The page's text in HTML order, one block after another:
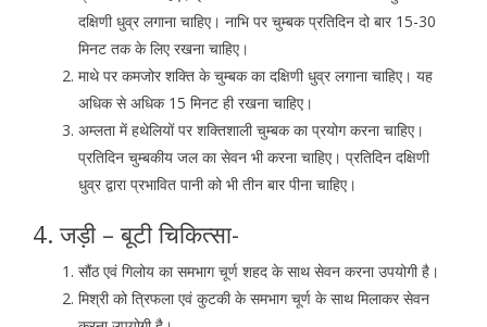
दक्षिणी धुव्र लगाना चाहिए। नाभि पर चुम्बक प्रतिदिन दो बार 15-30
मिनट तक के लिए रखना चाहिए।
माथे पर कमजोर शक्ति के चुम्बक का दक्षिणी धुव्र लगाना चाहिए। यह
अधिक से अधिक 15 मिनट ही रखना चाहिए।
अम्लता में हथेलियों पर शक्तिशाली चुम्बक का प्रयोग करना चाहिए।
प्रतिदिन चुम्बकीय जल का सेवन भी करना चाहिए। प्रतिदिन दक्षिणी
धुव्र द्वारा प्रभावित पानी को भी तीन बार पीना चाहिए।
4. जड़ी – बूटी चिकित्सा-
सौंठ एवं गिलोय का समभाग चूर्ण शहद के साथ सेवन करना उपयोगी है।
मिश्री को त्रिफला एवं कुटकी के समभाग चूर्ण के साथ मिलाकर सेवन